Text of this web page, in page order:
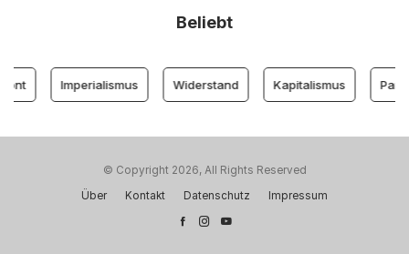
Beliebt
Imperialismus Widerstand Kapitalismus
© Copyright 2026, All Rights Reserved
Über
Kontakt Datenschutz Impressum